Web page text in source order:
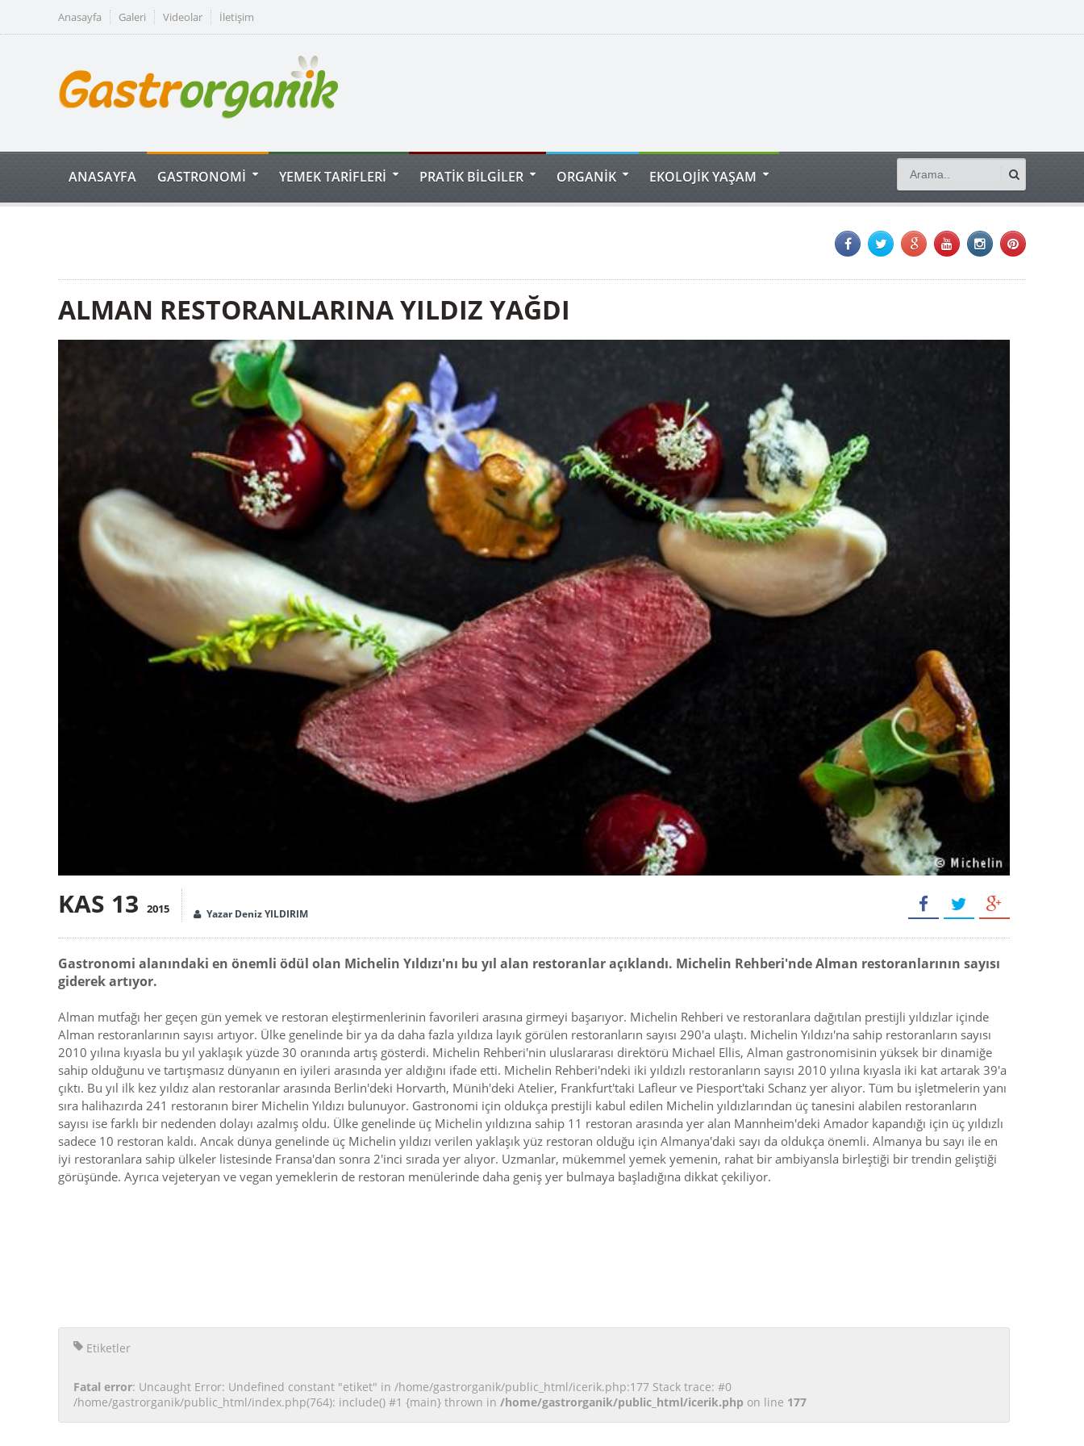
Anasayfa Galeri Videolar İletişim
ANASAYFA GASTRONOMİ YEMEK TARİFLERİ PRATİK BİLGİLER ORGANİK EKOLOJİK YAŞAM
ALMAN RESTORANLARINA YILDIZ YAĞDI
KAS 13 2015 Yazar Deniz YILDIRIM
Gastronomi alanındaki en önemli ödül olan Michelin Yıldızı'nı bu yıl alan restoranlar açıklandı. Michelin Rehberi'nde Alman restoranlarının sayısı
giderek artıyor.
Alman mutfağı her geçen gün yemek ve restoran eleştirmenlerinin favorileri arasına girmeyi başarıyor. Michelin Rehberi ve restoranlara dağıtılan prestijli yıldızlar içinde
Alman restoranlarının sayısı artıyor. Ülke genelinde bir ya da daha fazla yıldıza layık görülen restoranların sayısı 290'a ulaştı. Michelin Yıldızı'na sahip restoranların sayısı
2010 yılına kıyasla bu yıl yaklaşık yüzde 30 oranında artış gösterdi. Michelin Rehberi'nin uluslararası direktörü Michael Ellis, Alman gastronomisinin yüksek bir dinamiğe
sahip olduğunu ve tartışmasız dünyanın en iyileri arasında yer aldığını ifade etti. Michelin Rehberi'ndeki iki yıldızlı restoranların sayısı 2010 yılına kıyasla iki kat artarak 39'a
çıktı. Bu yıl ilk kez yıldız alan restoranlar arasında Berlin'deki Horvarth, Münih'deki Atelier, Frankfurt'taki Lafleur ve Piesport'taki Schanz yer alıyor. Tüm bu işletmelerin yanı
sıra halihazırda 241 restoranın birer Michelin Yıldızı bulunuyor. Gastronomi için oldukça prestijli kabul edilen Michelin yıldızlarından üç tanesini alabilen restoranların
sayısı ise farklı bir nedenden dolayı azalmış oldu. Ülke genelinde üç Michelin yıldızına sahip 11 restoran arasında yer alan Mannheim'deki Amador kapandığı için üç yıldızlı
sadece 10 restoran kaldı. Ancak dünya genelinde üç Michelin yıldızı verilen yaklaşık yüz restoran olduğu için Almanya'daki sayı da oldukça önemli. Almanya bu sayı ile en
iyi restoranlara sahip ülkeler listesinde Fransa'dan sonra 2'inci sırada yer alıyor. Uzmanlar, mükemmel yemek yemenin, rahat bir ambiyansla birleştiği bir trendin geliştiği
görüşünde. Ayrıca vejeteryan ve vegan yemeklerin de restoran menülerinde daha geniş yer bulmaya başladığına dikkat çekiliyor.
Etiketler
Fatal error: Uncaught Error: Undefined constant "etiket" in /home/gastrorganik/public_html/icerik.php:177 Stack trace: #0
/home/gastrorganik/public_html/index.php(764): include() #1 {main} thrown in /home/gastrorganik/public_html/icerik.php on line 177